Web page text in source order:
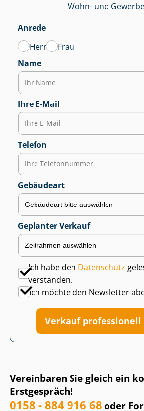
Vereinbaren Sie gleich ein
Erstgespräch!
0158 - 884 916 68oder
Wohn- und
Anrede
Herr
Frau
Name
Ihre E-Mail
Telefon
Gebäudeart
Geplanter Verkauf
Ich habe den Datenschutz
verstanden.
Ich möchte den Newsletter
Verkauf